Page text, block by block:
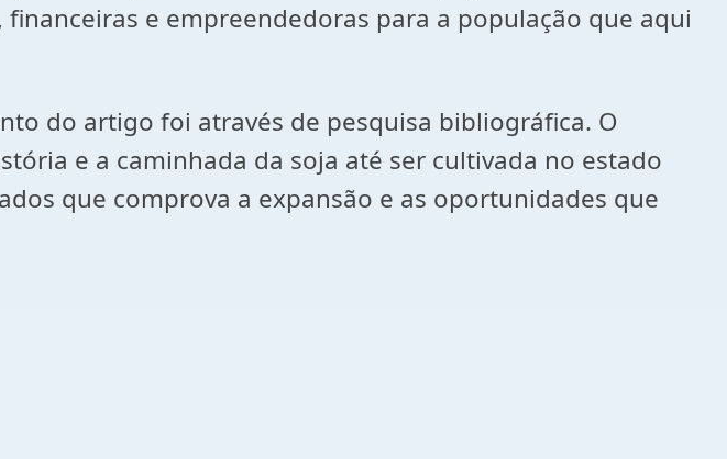
e empreendedoras para a população que aqui
do artigo foi através de pesquisa bibliográfica. O
e a caminhada da soja até ser cultivada no estado
que comprova a expansão e as oportunidades que